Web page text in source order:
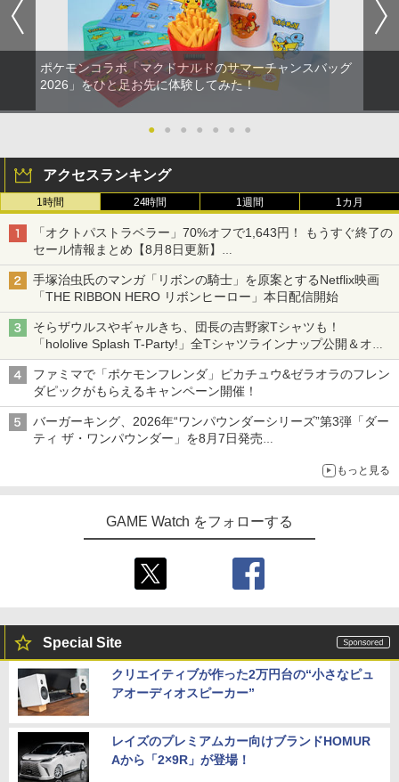
ポケモンコラボ「マクドナルドのサマーチャンスバッグ
2026」をひと足お先に体験してみた！
● ● ● ● ● ● ●
アクセスランキング
1時間 24時間 1週間 1カ月
「オクトパストラベラー」70%オフで1,643円！ もうすぐ終了の
セール情報まとめ【8月8日更新】
ニンテンドーeショップでは「大神 絶景版」が67%オフで990円
手塚治虫氏のマンガ「リボンの騎士」を原案とするNetflix映画
「THE RIBBON HERO リボンヒーロー」本日配信開始
そらザウルスやギャルきち、団長の吉野家Tシャツも！
「hololive Splash T-Party!」全Tシャツラインナップ公開＆オン
ライン販売開始
ファミマで「ポケモンフレンダ」ピカチュウ&ゼラオラのフレン
ダピックがもらえるキャンペーン開催！
バーガーキング、2026年“ワンパウンダーシリーズ”第3弾「ダー
ティ ザ・ワンパウンダー」を8月7日発売
もっと見る
GAME Watch をフォローする
Special Site
クリエイティブが作った2万円台の“小さなピュ
アオーディオスピーカー”
レイズのプレミアムカー向けブランドHOMUR
Aから「2×9R」が登場！